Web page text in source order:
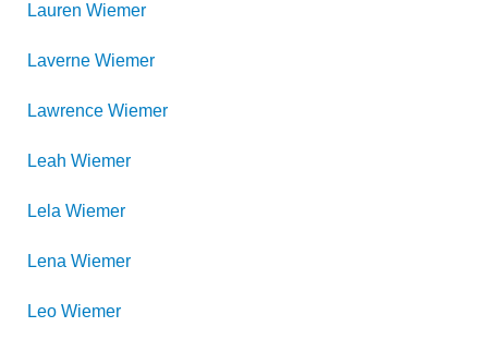
Lauren Wiemer
Laverne Wiemer
Lawrence Wiemer
Leah Wiemer
Lela Wiemer
Lena Wiemer
Leo Wiemer